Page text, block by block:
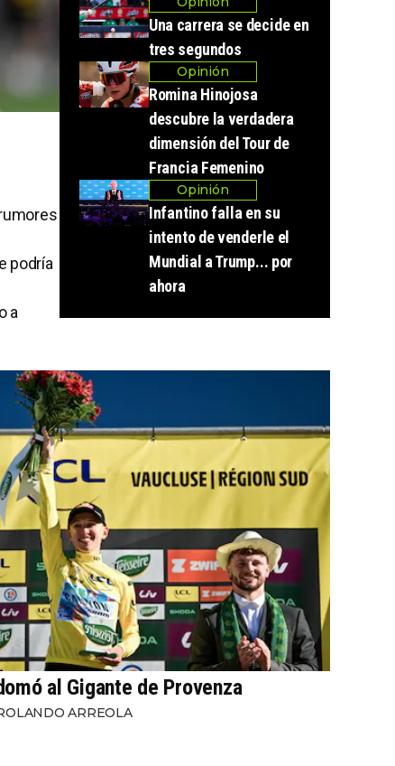
podría
a
Una carrera se decide en
tres segundos
Opinión
Romina Hinojosa
descubre la verdadera
dimensión del Tour de
Francia Femenino
Opinión
Infantino falla en su
intento de venderle el
Mundial a Trump... por
ahora
al Gigante de Provenza
ARREOLA